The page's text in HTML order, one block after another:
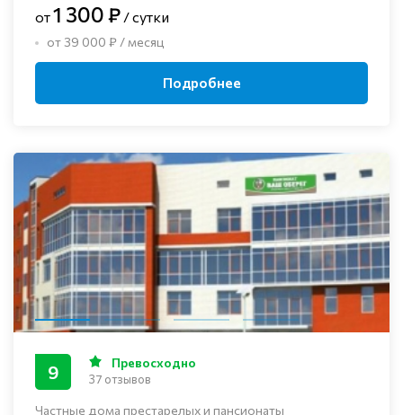
от1 300 ₽ / сутки
от 39 000 ₽ / месяц
Подробнее
Частные дома престарелых и пансионаты
9 Превосходно
37 отзывов